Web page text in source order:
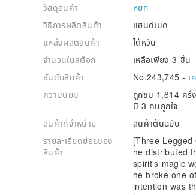
She believes that wearing crystal
conquering various difficulties, and
to bring happiness and represent
====================
| Material |
▪ Natural Burmese Jadeite
A white jade three-legged golden
B light green floating flower three-
C Bingqing jade three-legged
▪ Natural Burmese Jadeite - Ancient
▪ Qian Qing Jade Abacus Beads
▪ Five-Colored Thread
▪ Sand Gold Ancient Coin
▪ Total length approximately 11cm
====================
[ Three-Legged Toad: Attracting
วัสดุสินค้า
หยก
วิธีการผลิตสินค้า
แฮนด์เมด
แหล่งผลิตสินค้า
ไต้หวัน
จำนวนในสต๊อก
เหลือเพียง 3 ชิ้น
อันดับสินค้า
No.243,745 - เ
ความนิยม
ถูกชม 1,814 ครั้ง
มี 3 คนถูกใจ
สินค้าที่จำหน่าย
สินค้าต้นฉบับ
รายละเอียดย่อยของ
สินค้า
[Three-
he distributed
spirit's magic
he broke one
intention was